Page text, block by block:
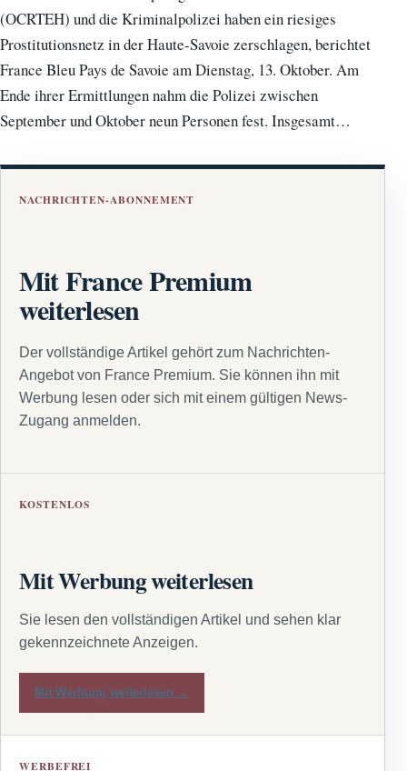
(OCRTEH) und die Kriminalpolizei haben ein riesiges
Prostitutionsnetz in der Haute-Savoie zerschlagen, berichtet
France Bleu Pays de Savoie am Dienstag, 13. Oktober. Am
Ende ihrer Ermittlungen nahm die Polizei zwischen
September und Oktober neun Personen fest. Insgesamt…
NACHRICHTEN-ABONNEMENT
Mit France Premium
weiterlesen
Der vollständige Artikel gehört zum Nachrichten-
Angebot von France Premium. Sie können ihn mit
Werbung lesen oder sich mit einem gültigen News-
Zugang anmelden.
KOSTENLOS
Mit Werbung weiterlesen
Sie lesen den vollständigen Artikel und sehen klar
gekennzeichnete Anzeigen.
Mit Werbung weiterlesen →
WERBEFREI